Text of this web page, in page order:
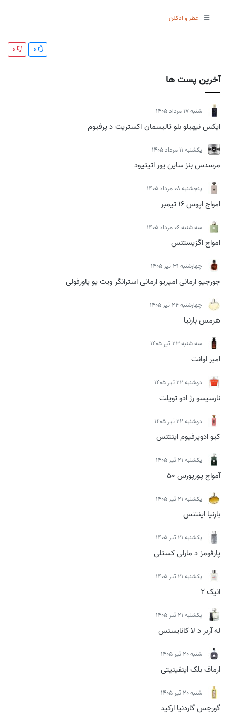
آخرین پست ها
شنبه 17 مرداد 1405
ایکس نیهیلو بلو تالیسمان اکستریت د پرفیوم
يكشنبه 11 مرداد 1405
مرسدس بنز ساین یور اتیتیود
پنجشنبه 08 مرداد 1405
امواج اپوس 16 تیمبر
سه شنبه 06 مرداد 1405
امواج اگزیستنس
چهارشنبه 31 تیر 1405
جورجیو ارمانی امپریو ارمانی استرانگر ویت یو پاورفولی
چهارشنبه 24 تیر 1405
هرمس بارنیا
سه شنبه 23 تیر 1405
امبر لوانت
دوشنبه 22 تیر 1405
نارسیسو رژ ادو تویلت
دوشنبه 22 تیر 1405
کیو ادوپرفیوم اینتنس
يكشنبه 21 تیر 1405
آمواج پورپورس 50
يكشنبه 21 تیر 1405
بارنیا اینتنس
يكشنبه 21 تیر 1405
پارفومز د مارلی کستلی
يكشنبه 21 تیر 1405
انیک 2
يكشنبه 21 تیر 1405
له آربر د لا کانایسنس
شنبه 20 تیر 1405
ارماف بلک اینفینیتی
شنبه 20 تیر 1405
گورجس گاردنیا ارکید
عطر و ادکلن